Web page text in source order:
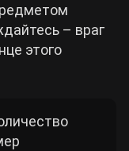
– враг
этого